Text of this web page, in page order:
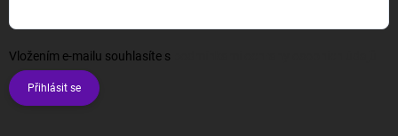
Vložením e-mailu souhlasíte s
Přihlásit se